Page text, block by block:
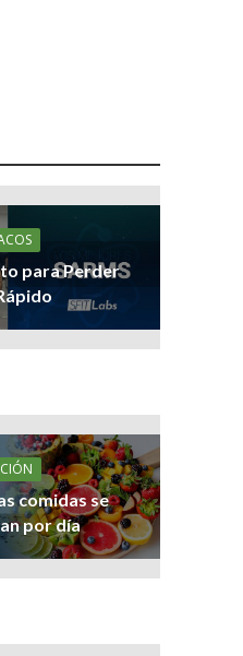
para Perder
comidas se
por día